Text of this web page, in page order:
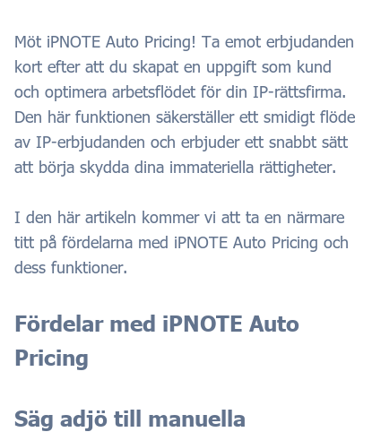
Möt iPNOTE Auto Pricing! Ta emot erbjudanden
kort efter att du skapat en uppgift som kund
och optimera arbetsflödet för din IP-rättsfirma.
Den här funktionen säkerställer ett smidigt flöde
av IP-erbjudanden och erbjuder ett snabbt sätt
att börja skydda dina immateriella rättigheter.
I den här artikeln kommer vi att ta en närmare
titt på fördelarna med iPNOTE Auto Pricing och
dess funktioner.
Fördelar med iPNOTE Auto
Pricing
Säg adjö till manuella